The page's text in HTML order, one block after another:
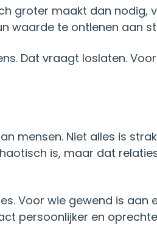
groter maakt dan nodig,
waarde te ontlenen aan
Dat vraagt loslaten.
mensen. Niet alles is
is, maar dat
Voor wie gewend is aan
persoonlijker en